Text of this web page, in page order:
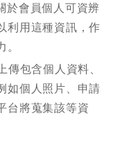
於會員個人可資辨
利用這種資訊，作
傳包含個人資料、
如個人照片、申請
台將蒐集該等資